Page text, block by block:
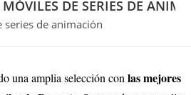
DE SERIES DE
series de animación
una amplia selección con las mejores